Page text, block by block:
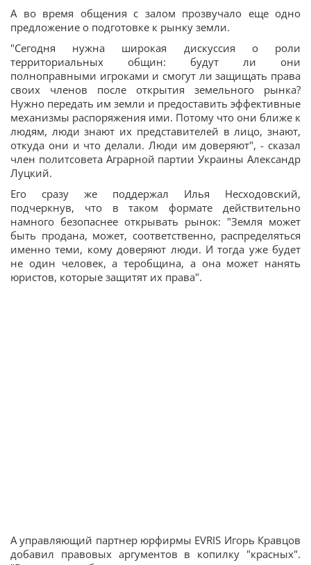
А во время общения с залом прозвучало еще одно
предложение о подготовке к рынку земли.
"Сегодня нужна широкая дискуссия о роли
территориальных общин: будут ли они
полноправными игроками и смогут ли защищать права
своих членов после открытия земельного рынка?
Нужно передать им земли и предоставить эффективные
механизмы распоряжения ими. Потому что они ближе к
людям, люди знают их представителей в лицо, знают,
откуда они и что делали. Люди им доверяют", - сказал
член политсовета Аграрной партии Украины Александр
Луцкий.
Его сразу же поддержал Илья Несходовский,
подчеркнув, что в таком формате действительно
намного безопаснее открывать рынок: "Земля может
быть продана, может, соответственно, распределяться
именно теми, кому доверяют люди. И тогда уже будет
не один человек, а теробщина, а она может нанять
юристов, которые защитят их права".
А управляющий партнер юрфирмы EVRIS Игорь Кравцов
добавил правовых аргументов в копилку "красных".